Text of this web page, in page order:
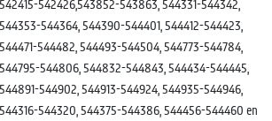
542415-542426,543852-543863, 544331-544342,
544353-544364, 544390-544401, 544412-544423,
544471-544482, 544493-544504, 544773-544784,
544795-544806, 544832-544843, 544434-544445,
544891-544902, 544913-544924, 544935-544946,
544316-544320, 544375-544386, 544456-544460 en